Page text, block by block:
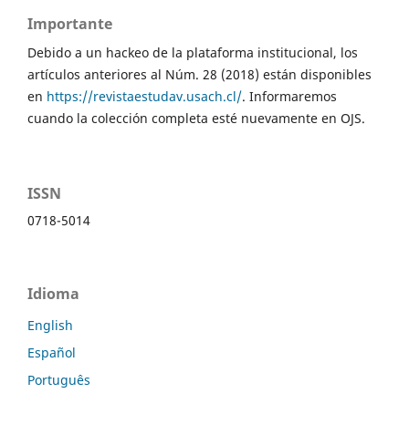
Importante
Debido a un hackeo de la plataforma institucional, los
artículos anteriores al Núm. 28 (2018) están disponibles
en https://revistaestudav.usach.cl/. Informaremos
cuando la colección completa esté nuevamente en OJS.
ISSN
0718-5014
Idioma
English
Español
Português